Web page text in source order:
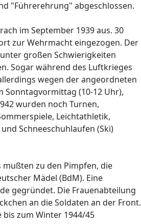
"Führerehrung" abgeschlossen.
im September 1939 aus. 30
zur Wehrmacht eingezogen. Der
großen Schwierigkeiten
Sogar während des Luftkrieges
wegen der angeordneten
Sonntagvormittag (10-12 Uhr),
wurden noch Turnen,
Leichtathletik,
Schneeschuhlaufen (Ski)
mußten zu den Pimpfen, die
Mädel (BdM). Eine
gegründet. Die Frauenabteilung
an die Soldaten an der Front.
zum Winter 1944/45